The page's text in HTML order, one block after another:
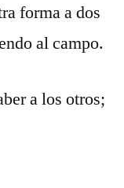
forma a dos
al campo.
a los otros;